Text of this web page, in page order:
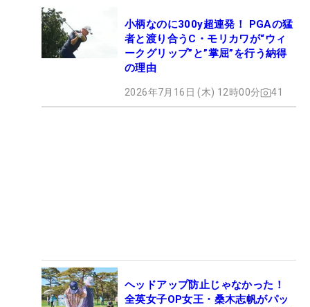
小柄なのに300y超連発！ PGAの猛
者と渡り合うC・モリカワが“ウィ
ークグリップ”と”掌屈”を行う納得
の理由
2026年7月16日 (木) 12時00分 41
ヘッドアップ防止じゃなかった！
全英女子OP女王・桑木志帆がパッ